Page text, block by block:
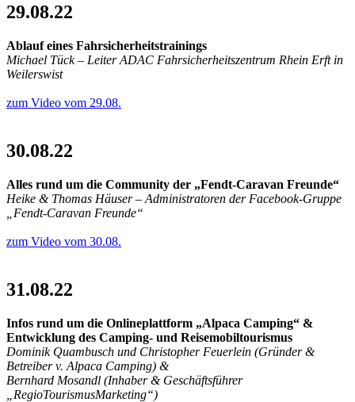
29.08.22
Ablauf eines Fahrsicherheitstrainings
Michael Tück – Leiter ADAC Fahrsicherheitszentrum Rhein Erft in
Weilerswist
zum Video vom 29.08.
30.08.22
Alles rund um die Community der „Fendt-Caravan Freunde“
Heike & Thomas Häuser – Administratoren der Facebook-Gruppe
„Fendt-Caravan Freunde“
zum Video vom 30.08.
31.08.22
Infos rund um die Onlineplattform „Alpaca Camping“ &
Entwicklung des Camping- und Reisemobiltourismus
Dominik Quambusch und Christopher Feuerlein (Gründer &
Betreiber v. Alpaca Camping) &
Bernhard Mosandl (Inhaber & Geschäftsführer
„RegioTourismusMarketing“)